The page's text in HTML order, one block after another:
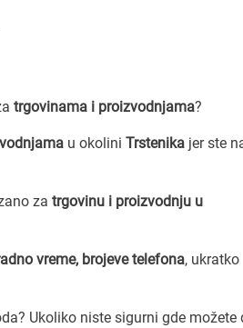
trgovinama i proizvodnjama?
u okolini Trstenika jer ste
za trgovinu i proizvodnju u
vreme, brojeve telefona, ukratko
Ukoliko niste sigurni gde možete